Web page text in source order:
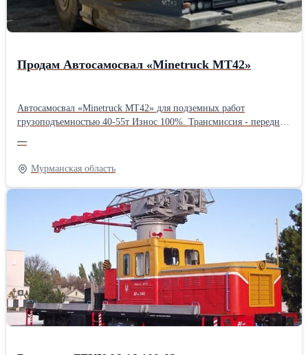
Продам Автосамосвал «Minetruck MT42»
Автосамосвал «Minetruck MT42» для подземных работ
грузоподъемностью 40-55т Износ 100%. Трансмиссия - передний
посадочных мест подшипников, присутствует утечка масла,
требуется капитальный ремонт; Рама – критический износ,
требуется замена; ГМП - значительный износ требуется ремонт.
—
Мурманская область